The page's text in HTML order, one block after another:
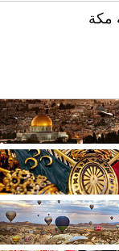
مكة